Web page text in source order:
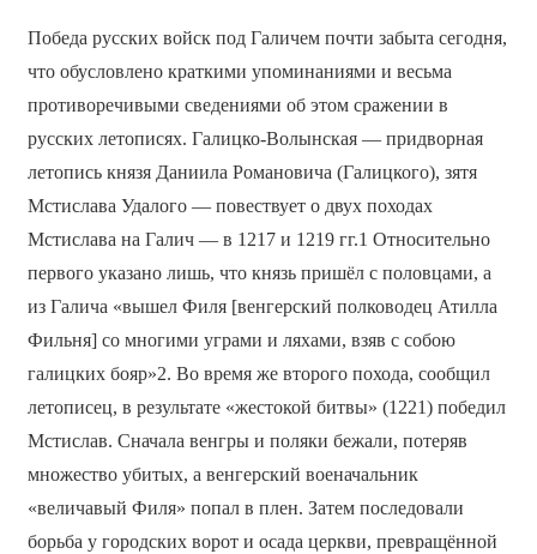
Победа русских войск под Галичем почти забыта сегодня,
что обусловлено краткими упоминаниями и весьма
противоречивыми сведениями об этом сражении в
русских летописях. Галицко-Волынская — придворная
летопись князя Даниила Романовича (Галицкого), зятя
Мстислава Удалого — повествует о двух походах
Мстислава на Галич — в 1217 и 1219 гг.1 Относительно
первого указано лишь, что князь пришёл с половцами, а
из Галича «вышел Филя [венгерский полководец Атилла
Фильня] со многими уграми и ляхами, взяв с собою
галицких бояр»2. Во время же второго похода, сообщил
летописец, в результате «жестокой битвы» (1221) победил
Мстислав. Сначала венгры и поляки бежали, потеряв
множество убитых, а венгерский военачальник
«величавый Филя» попал в плен. Затем последовали
борьба у городских ворот и осада церкви, превращённой